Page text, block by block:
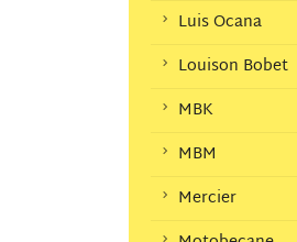
Luis Ocana
Louison Bobet
MBK
MBM
Mercier